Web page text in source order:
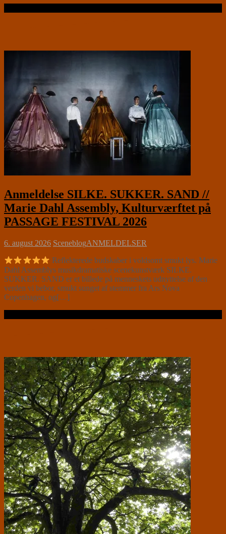
Anmeldelse SILKE. SUKKER. SAND //
Marie Dahl Assembly, Kulturværftet på
PASSAGE FESTIVAL 2026
6. august 2026 SceneblogANMELDELSER
Reflekterede budskaber i voldsomt smukt lys. Marie
Dahl Assemblys musikdramatiske scenekunstværk SILKE.
SUKKER. SAND er et billede på menneskets udnyttelse af den
verden vi bebor, smukt sunget af stemmer fra Ars Nova
Copenhagen, og[…]